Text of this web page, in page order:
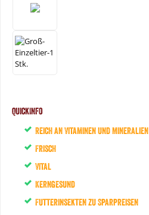
QuickInfo
Reich an Vitaminen und Mineralien
Frisch
Vital
Kerngesund
Futterinsekten zu Sparpreisen